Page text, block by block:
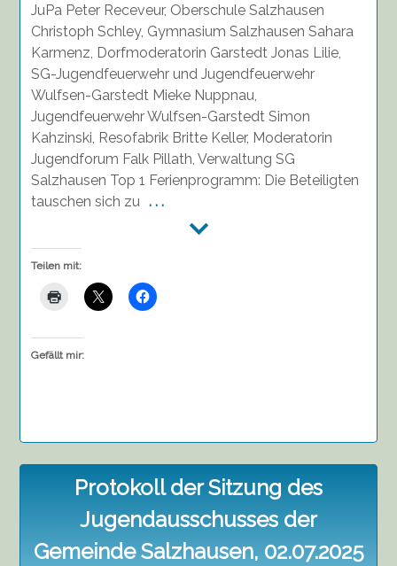
JuPa Peter Receveur, Oberschule Salzhausen
Christoph Schley, Gymnasium Salzhausen Sahara
Karmenz, Dorfmoderatorin Garstedt Jonas Lilie,
SG-Jugendfeuerwehr und Jugendfeuerwehr
Wulfsen-Garstedt Mieke Nuppnau,
Jugendfeuerwehr Wulfsen-Garstedt Simon
Kahzinski, Resofabrik Britte Keller, Moderatorin
Jugendforum Falk Pillath, Verwaltung SG
Salzhausen Top 1 Ferienprogramm: Die Beteiligten
tauschen sich zu . . .
Teilen mit:
Gefällt mir:
Protokoll der Sitzung des
Jugendausschusses der
Gemeinde Salzhausen, 02.07.2025